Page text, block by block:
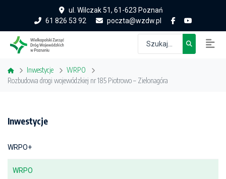
ul. Wilczak 51, 61-623 Poznań
61 826 53 92
poczta@wzdw.pl
Inwestycje
WRPO
Rozbudowa drogi wojewódzkiej nr 185 Piotrowo – Zielonagóra
Inwestycje
WRPO+
WRPO